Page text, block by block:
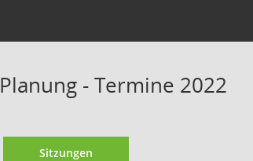
- Termine 2022
Sitzungen